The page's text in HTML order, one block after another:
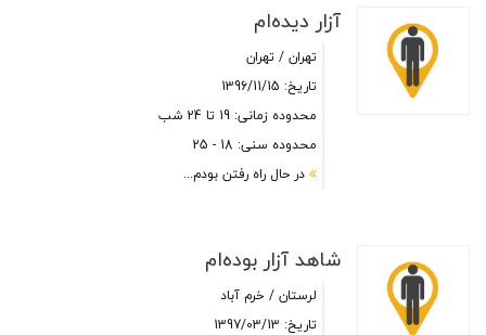
آزار دیده‌ام
تهران / تهران
تاریخ: 1396/11/15
محدوده زمانی: 19 تا 24 شب
محدوده سنی: 18 - 25
در حال راه رفتن بودم...
شاهد آزار بوده‌ام
لرستان / خرم آباد
تاریخ: 1397/03/13